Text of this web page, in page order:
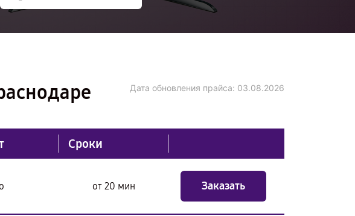
Дата обновления прайса: 03.08.2026
Сроки
от 20 мин Заказать